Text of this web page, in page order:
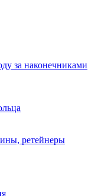
за наконечниками
ретейнеры